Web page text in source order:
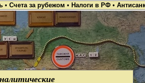
• Счета за рубежом • Налоги в РФ •